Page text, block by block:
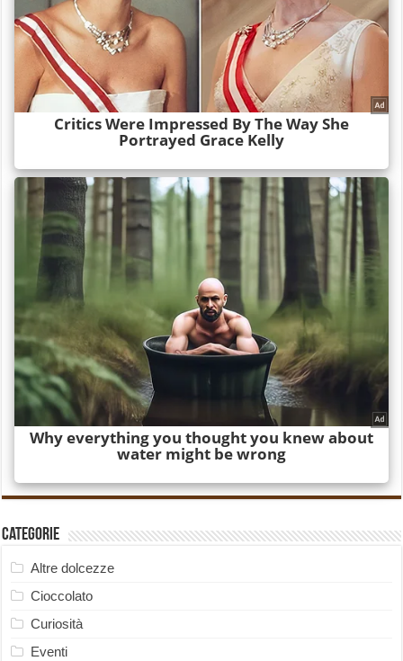
Categorie
Altre dolcezze
Cioccolato
Curiosità
Eventi